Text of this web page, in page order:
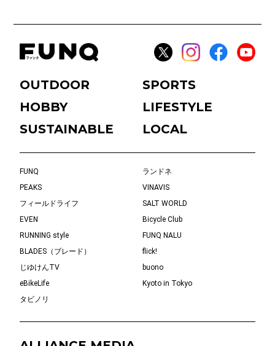
OUTDOOR
SPORTS
HOBBY
LIFESTYLE
SUSTAINABLE
LOCAL
FUNQ
ランドネ
PEAKS
VINAVIS
フィールドライフ
SALT WORLD
EVEN
Bicycle Club
RUNNING style
FUNQ NALU
BLADES（ブレード）
flick!
じゆけんTV
buono
eBikeLife
Kyoto in Tokyo
タビノリ